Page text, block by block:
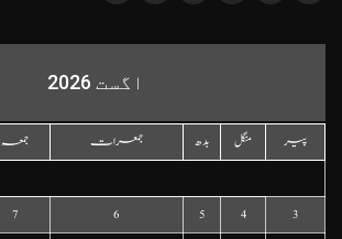
اگست 2026
پیر منگل بدھ جمعرات جمعہ
3
4
5
6
7